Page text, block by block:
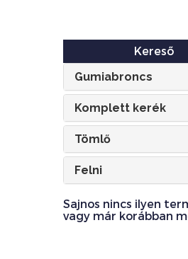
Kereső
Gumiabroncs
Komplett kerék
Tömlő
Felni
Sajnos nincs ilyen
vagy már korábban